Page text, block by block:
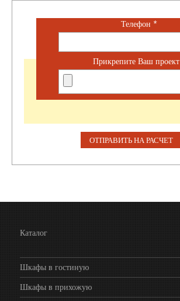
Телефон *
Прикрепите Ваш проект
Каталог
Шкафы в гостиную
Шкафы в прихожую